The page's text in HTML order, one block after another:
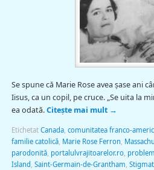
Se spune că Marie Rose avea șase ani
Iisus, ca un copil, pe cruce. „Se uita la
ea odată.Citește mai mult →
Etichetat Canada, comunitatea franco-
familie catolică, Marie Rose Ferron
parodonită, portalulvrajitoarelor.ro,
Island Saint-Germain-de-Grantham